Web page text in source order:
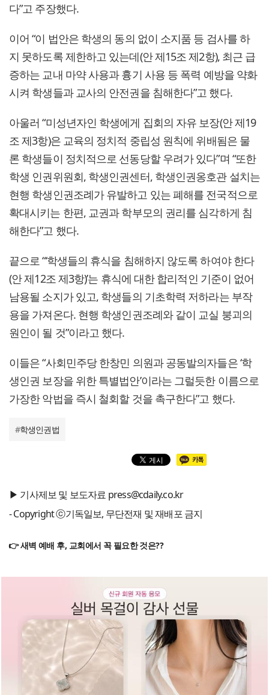
다”고 주장했다.
이어 “이 법안은 학생의 동의 없이 소지품 등 검사를 하
지 못하도록 제한하고 있는데(안 제15조 제2항), 최근 급
증하는 교내 마약 사용과 흉기 사용 등 폭력 예방을 약화
시켜 학생들과 교사의 안전권을 침해한다”고 했다.
아울러 “미성년자인 학생에게 집회의 자유 보장(안 제19
조 제3항)은 교육의 정치적 중립성 원칙에 위배됨은 물
론 학생들이 정치적으로 선동당할 우려가 있다”며 “또한
학생 인권위원회, 학생인권센터, 학생인권옹호관 설치는
현행 학생인권조례가 유발하고 있는 폐해를 전국적으로
확대시키는 한편, 교권과 학부모의 권리를 심각하게 침
해한다”고 했다.
끝으로 “‘학생들의 휴식을 침해하지 않도록 하여야 한다
(안 제12조 제3항)’는 휴식에 대한 합리적인 기준이 없어
남용될 소지가 있고, 학생들의 기초학력 저하라는 부작
용을 가져온다. 현행 학생인권조례와 같이 교실 붕괴의
원인이 될 것”이라고 했다.
이들은 “사회민주당 한창민 의원과 공동발의자들은 ‘학
생인권 보장을 위한 특별법안’이라는 그럴듯한 이름으로
가장한 악법을 즉시 철회할 것을 촉구한다”고 했다.
#학생인권법
▶ 기사제보 및 보도자료 press@cdaily.co.kr
- Copyright ⓒ기독일보, 무단전재 및 재배포 금지
👉 새벽 예배 후, 교회에서 꼭 필요한 것은??